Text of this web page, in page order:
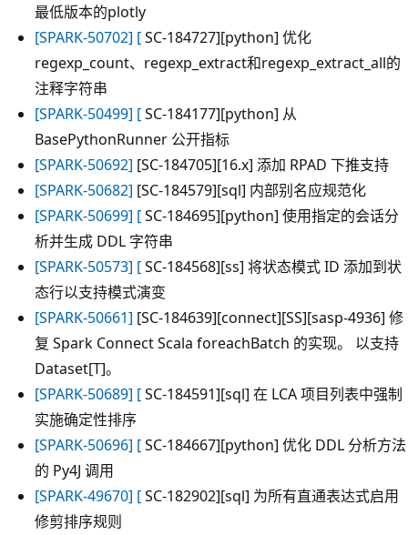
最低版本的plotly
[SPARK-50702] [SC-184727][python] 优化
regexp_count、regexp_extract和regexp_extract_all的
注释字符串
[SPARK-50499] [SC-184177][python] 从
BasePythonRunner 公开指标
[SPARK-50692] [SC-184705][16.x] 添加 RPAD 下推支持
[SPARK-50682] [SC-184579][sql] 内部别名应规范化
[SPARK-50699] [SC-184695][python] 使用指定的会话分
析并生成 DDL 字符串
[SPARK-50573] [SC-184568][ss] 将状态模式 ID 添加到状
态行以支持模式演变
[SPARK-50661] [SC-184639][connect][SS][sasp-4936] 修
复 Spark Connect Scala foreachBatch 的实现。 以支持
Dataset[T]。
[SPARK-50689] [SC-184591][sql] 在 LCA 项目列表中强制
实施确定性排序
[SPARK-50696] [SC-184667][python] 优化 DDL 分析方法
的 Py4J 调用
[SPARK-49670] [SC-182902][sql] 为所有直通表达式启用
修剪排序规则